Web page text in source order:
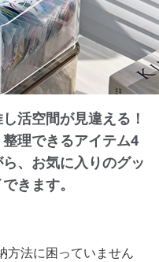
活空間が見違える！
理できるアイテム4
、お気に入りのグッ
きます。
方法に困っていません